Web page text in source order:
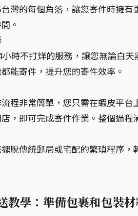
灣的每個角落，讓您寄件時擁有
。
時不打烊的服務，讓您無論白
能寄件，提升您的寄件效率。
程非常簡單，您只需在蝦皮平
，即可完成寄件作業。整個過
脫傳統郵局或宅配的繁瑣程序
教學：準備包裹和包裝